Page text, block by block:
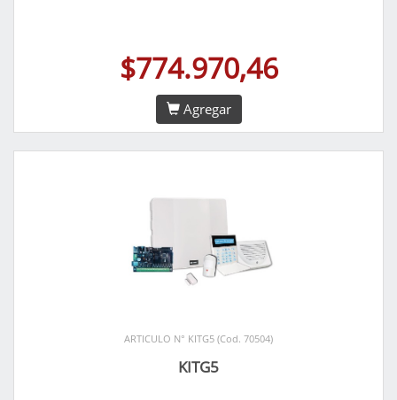
$774.970,46
Agregar
ARTICULO N° KITG5 (Cod. 70504)
KITG5